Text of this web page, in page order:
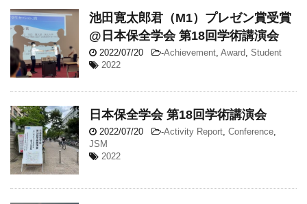
池田寛太郎君（M1）プレゼン賞受賞
@日本保全学会 第18回学術講演会
2022/07/20 -Achievement, Award, Student
2022
日本保全学会 第18回学術講演会
2022/07/20 -Activity Report, Conference,
JSM
2022